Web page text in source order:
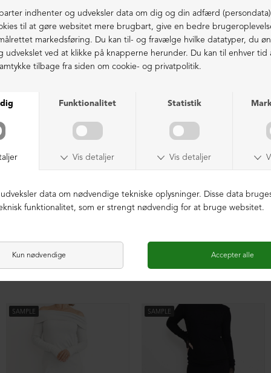
LIGNENDE PRODUKTER
SAMPLE SAMPLE
SAMPLE SAMPLE